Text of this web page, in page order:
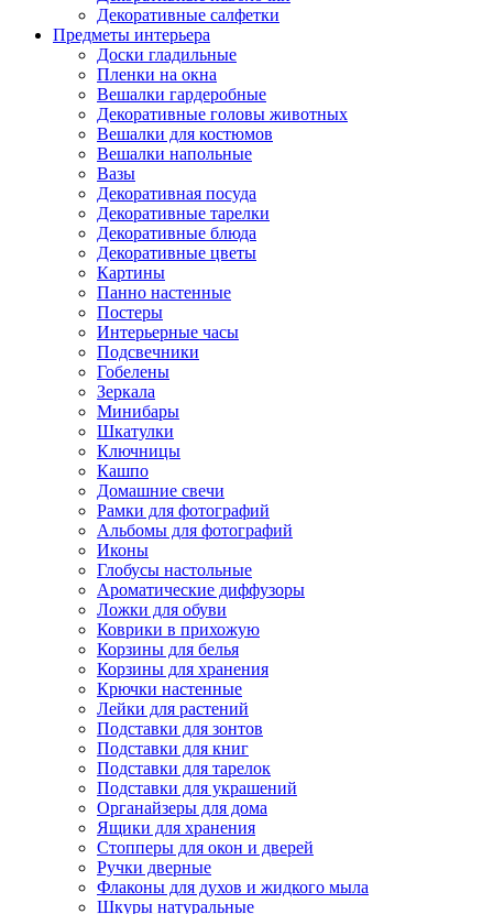
Декоративные салфетки
Предметы интерьера
Доски гладильные
Пленки на окна
Вешалки гардеробные
Декоративные головы животных
Вешалки для костюмов
Вешалки напольные
Вазы
Декоративная посуда
Декоративные тарелки
Декоративные блюда
Декоративные цветы
Картины
Панно настенные
Постеры
Интерьерные часы
Подсвечники
Гобелены
Зеркала
Минибары
Шкатулки
Ключницы
Кашпо
Домашние свечи
Рамки для фотографий
Альбомы для фотографий
Иконы
Глобусы настольные
Ароматические диффузоры
Ложки для обуви
Коврики в прихожую
Корзины для белья
Корзины для хранения
Крючки настенные
Лейки для растений
Подставки для зонтов
Подставки для книг
Подставки для тарелок
Подставки для украшений
Органайзеры для дома
Ящики для хранения
Стопперы для окон и дверей
Ручки дверные
Флаконы для духов и жидкого мыла
Шкуры натуральные